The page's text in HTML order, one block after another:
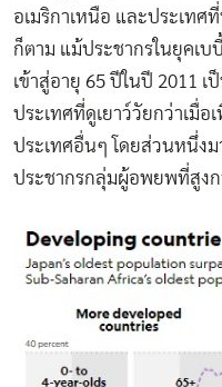
อเมริกาเหนือ และประเท
ก็ตาม แม้ประชากรในยุคเบ
เข้าสู่อายุ 65 ปีในปี 2011 เ
ประเทศที่ดูเยาว์วัยกว่าเมื่
ประเทศอื่นๆ โดยส่วนหนึ่ง
ประชากรกลุ่มผู้อพยพที่สูงก